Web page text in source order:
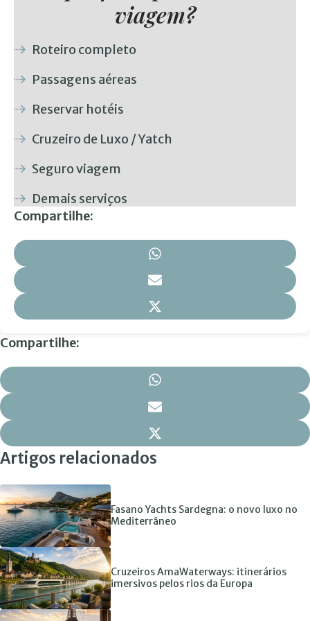
viagem?
Roteiro completo
Passagens aéreas
Reservar hotéis
Cruzeiro de Luxo / Yatch
Seguro viagem
Demais serviços
Compartilhe:
Compartilhe:
Artigos relacionados
Fasano Yachts Sardegna: o novo luxo no
Mediterrâneo
Cruzeiros AmaWaterways: itinerários
imersivos pelos rios da Europa